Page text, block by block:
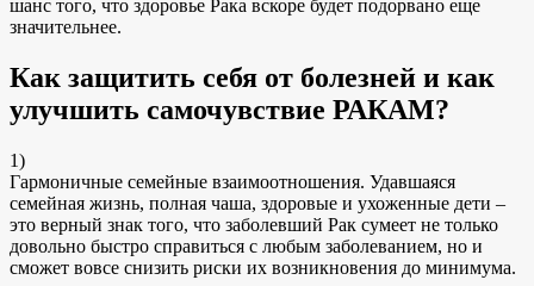
шанс того, что здоровье Рака вскоре будет подорвано еще
значительнее.
Как защитить себя от болезней и как
улучшить самочувствие РАКАМ?
1)
Гармоничные семейные взаимоотношения. Удавшаяся
семейная жизнь, полная чаша, здоровые и ухоженные дети –
это верный знак того, что заболевший Рак сумеет не только
довольно быстро справиться с любым заболеванием, но и
сможет вовсе снизить риски их возникновения до минимума.